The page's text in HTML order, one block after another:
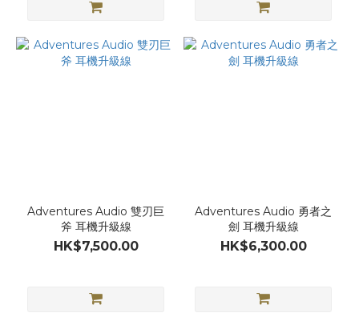
Adventures Audio 雙刃巨
斧 耳機升級線
HK$7,500.00
Adventures Audio 勇者之
劍 耳機升級線
HK$6,300.00